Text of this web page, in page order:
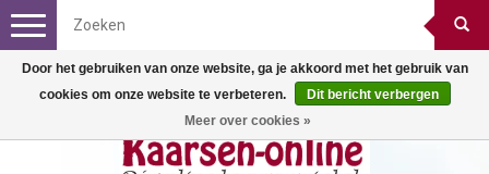
Toggle
navigation
Door het gebruiken van onze website, ga je akkoord met het gebruik van
cookies om onze website te verbeteren.
Dit bericht verbergen
Meer over cookies »